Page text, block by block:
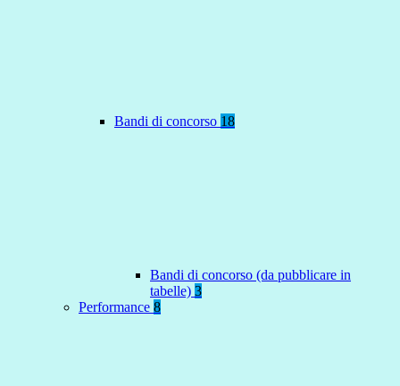
Bandi di concorso 18
Bandi di concorso (da pubblicare in
tabelle) 3
Performance 8